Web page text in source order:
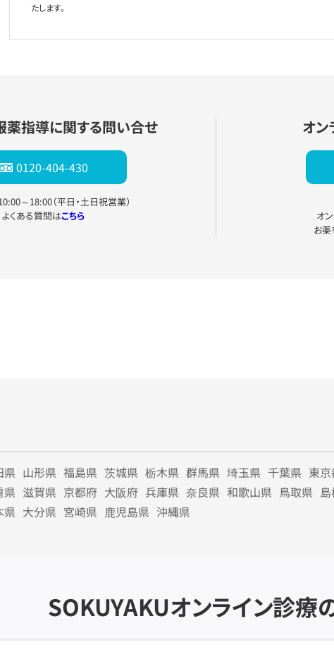
たします。
薬指導に関する問い合せ
0120-404-430
～18:00（平日・土日祝営業）
よくある質問はこちら
オン
オ
お
県 山形県 福島県 茨城県 栃木県 群馬県 埼玉県 千葉県 東
県 滋賀県 京都府 大阪府 兵庫県 奈良県 和歌山県 鳥取県
県 大分県 宮崎県 鹿児島県 沖縄県
SOKUYAKUオンライン診療